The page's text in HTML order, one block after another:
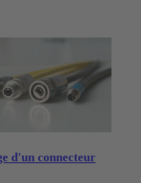
d'un connecteur